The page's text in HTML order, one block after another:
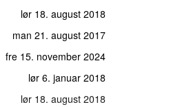
lør 18. august 2018
man 21. august 2017
fre 15. november 2024
lør 6. januar 2018
lør 18. august 2018